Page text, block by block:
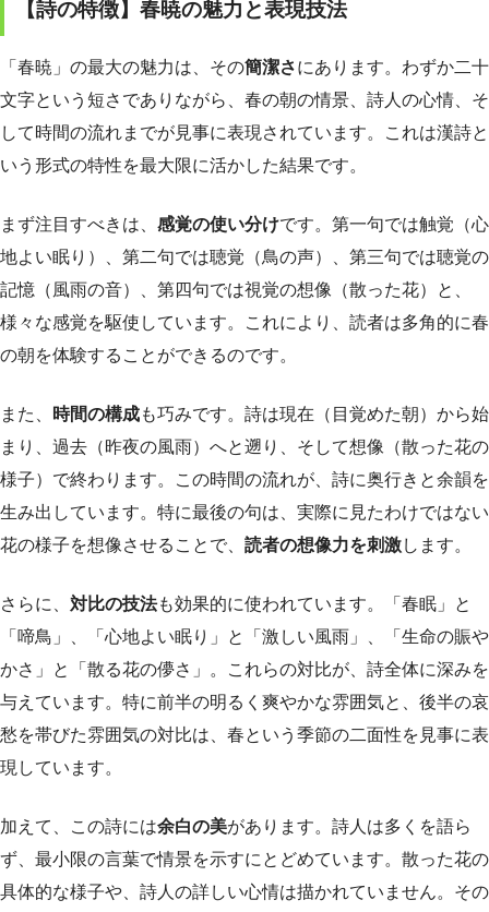
【詩の特徴】春暁の魅力と表現技法
「春暁」の最大の魅力は、その簡潔さにあります。わずか二十
文字という短さでありながら、春の朝の情景、詩人の心情、そ
して時間の流れまでが見事に表現されています。これは漢詩と
いう形式の特性を最大限に活かした結果です。
まず注目すべきは、 感覚の使い分けです。第一句では触覚（心
地よい眠り）、第二句では聴覚（鳥の声）、第三句では聴覚の
記憶（風雨の音）、第四句では視覚の想像（散った花）と、
様々な感覚を駆使しています。これにより、読者は多角的に春
の朝を体験することができるのです。
また、 時間の構成も巧みです。詩は現在（目覚めた朝）から始
まり、過去（昨夜の風雨）へと遡り、そして想像（散った花の
様子）で終わります。この時間の流れが、詩に奥行きと余韻を
生み出しています。特に最後の句は、実際に見たわけではない
花の様子を想像させることで、 読者の想像力を刺激します。
さらに、 対比の技法も効果的に使われています。「春眠」と
「啼鳥」、「心地よい眠り」と「激しい風雨」、「生命の賑や
かさ」と「散る花の儚さ」。これらの対比が、詩全体に深みを
与えています。特に前半の明るく爽やかな雰囲気と、後半の哀
愁を帯びた雰囲気の対比は、春という季節の二面性を見事に表
現しています。
加えて、この詩には余白の美があります。詩人は多くを語ら
ず、最小限の言葉で情景を示すにとどめています。散った花の
具体的な様子や、詩人の詳しい心情は描かれていません。その